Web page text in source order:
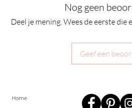
Nog geen
Deel je mening. Wees de eerste die
Geef een
Home